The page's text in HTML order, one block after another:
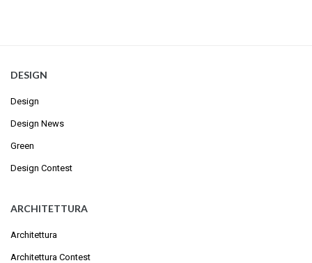
DESIGN
Design
Design News
Green
Design Contest
ARCHITETTURA
Architettura
Architettura Contest